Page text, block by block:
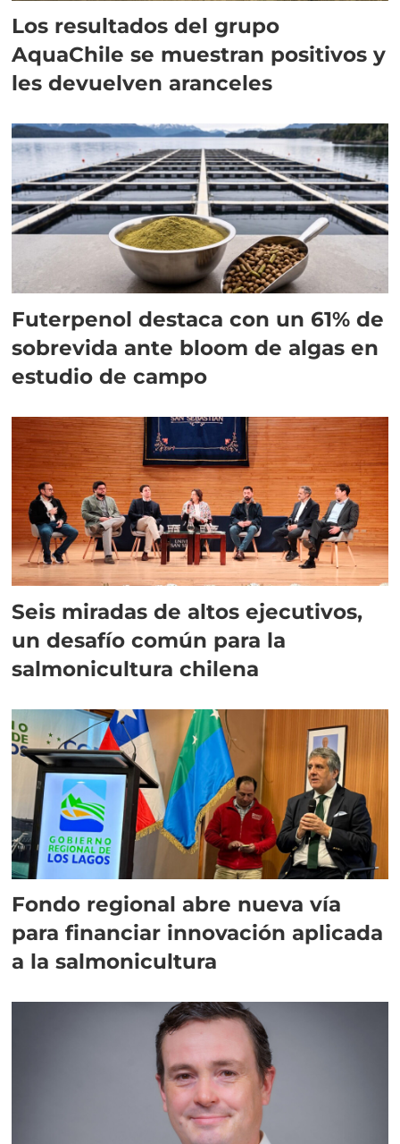
Los resultados del grupo
AquaChile se muestran positivos y
les devuelven aranceles
Futerpenol destaca con un 61% de
sobrevida ante bloom de algas en
estudio de campo
Seis miradas de altos ejecutivos,
un desafío común para la
salmonicultura chilena
Fondo regional abre nueva vía
para financiar innovación aplicada
a la salmonicultura